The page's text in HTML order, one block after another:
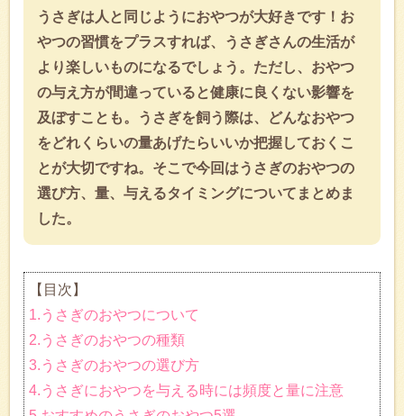
うさぎは人と同じようにおやつが大好きです！お
やつの習慣をプラスすれば、うさぎさんの生活が
より楽しいものになるでしょう。ただし、おやつ
の与え方が間違っていると健康に良くない影響を
及ぼすことも。うさぎを飼う際は、どんなおやつ
をどれくらいの量あげたらいいか把握しておくこ
とが大切ですね。そこで今回はうさぎのおやつの
選び方、量、与えるタイミングについてまとめま
した。
【目次】
1.うさぎのおやつについて
2.うさぎのおやつの種類
3.うさぎのおやつの選び方
4.うさぎにおやつを与える時には頻度と量に注意